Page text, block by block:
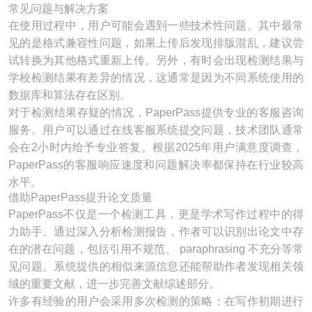
常见问题与解决方案
在使用过程中，用户可能会遇到一些技术性问题。其中最常
见的是格式兼容性问题，如果上传后发现排版混乱，建议尝
试转换为其他格式重新上传。另外，有时会出现检测结果与
学校检测结果有差异的情况，这通常是因为不同系统使用的
数据库和算法存在区别。
对于检测结果存疑的情况，PaperPass提供专业的客服咨询
服务。用户可以通过在线客服系统提交问题，技术团队通常
会在2小时内给予专业答复。根据2025年用户满意度调查，
PaperPass的客服响应速度和问题解决率都保持在行业较高
水平。
借助PaperPass提升论文质量
PaperPass不仅是一个检测工具，更是学术写作过程中的得
力助手。通过深入分析检测报告，作者可以识别出论文中存
在的潜在问题，包括引用不规范、 paraphrasing 不充分等常
见问题。系统提供的相似来源信息还能帮助作者发现相关领
域的重要文献，进一步完善文献综述部分。
许多有经验的用户会采用多次检测的策略：在写作初期进行